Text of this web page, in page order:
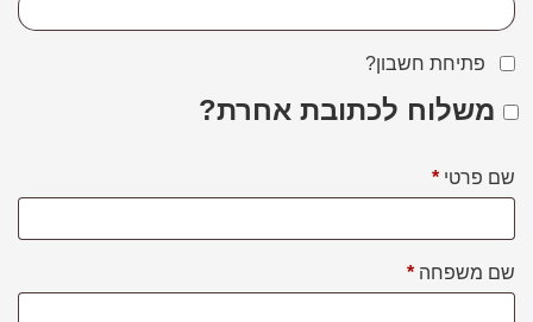
פתיחת חשבון?
משלוח לכתובת אחרת?
שם פרטי *
שם משפחה *